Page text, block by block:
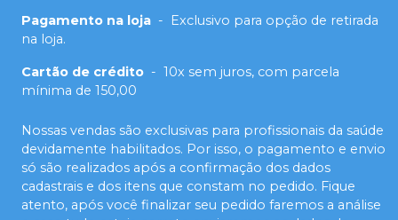
Pagamento na loja -
Exclusivo para opção de retirada
na loja.
Cartão de crédito - 10x sem juros, com parcela
mínima de 150,00
Nossas vendas são exclusivas para profissionais da saúde
devidamente habilitados. Por isso, o pagamento e envio
só são realizados após a confirmação dos dados
cadastrais e dos itens que constam no pedido. Fique
atento, após você finalizar seu pedido faremos a análise